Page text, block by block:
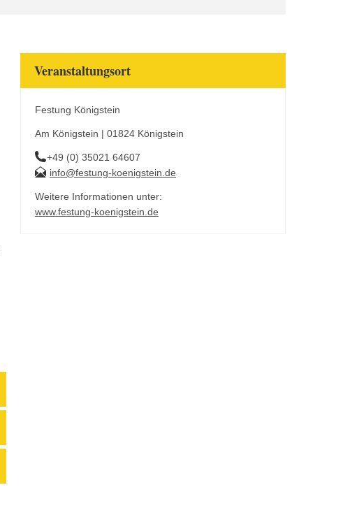
Veranstaltungsort
Festung Königstein
Am Königstein | 01824 Königstein
+49 (0) 35021 64607
info@festung-koenigstein.de
Weitere Informationen unter:
www.festung-koenigstein.de